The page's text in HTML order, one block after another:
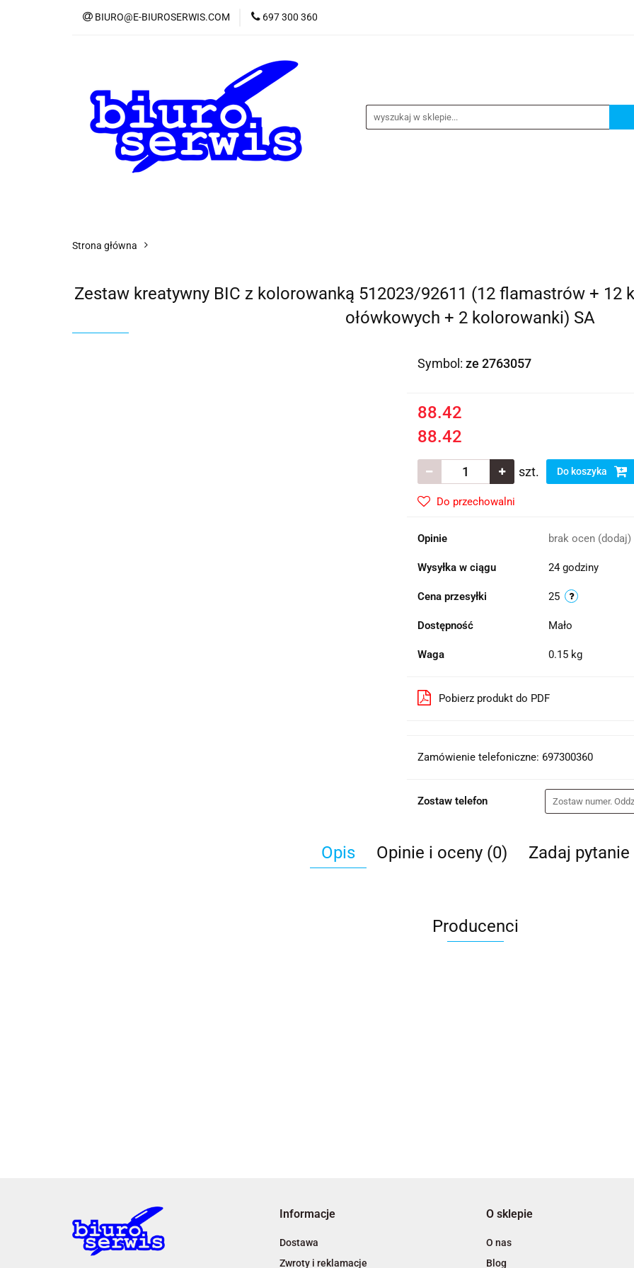
BIURO@E-BIUROSERWIS.COM 697 300 360
Strona główna
Zestaw kreatywny BIC z kolorowanką 512023/92611 (12 flamastrów + 12
ołówkowych + 2 kolorowanki) SA
Symbol: ze 2763057
88.42
88.42
szt. Do koszyka
Do przechowalni
Opinie brak ocen (dodaj)
Wysyłka w ciągu 24 godziny
Cena przesyłki 25
Dostępność Mało
Waga 0.15 kg
Pobierz produkt do PDF
Zamówienie telefoniczne: 697300360
Zostaw telefon
Opis Opinie i oceny (0) Zadaj pytanie
Producenci
A4 Tech
Informacje
Dostawa
Zwroty i reklamacje
O sklepie
O nas
Blog